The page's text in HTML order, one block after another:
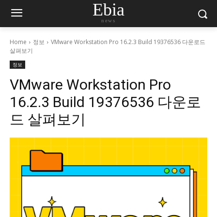
Ebia
news
Home 정보
VMware Workstation Pro 16.2.3 Build 19376536 다운로드
살펴보기
정보
VMware Workstation Pro
16.2.3 Build 19376536 다운로
드 살펴보기